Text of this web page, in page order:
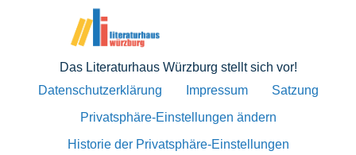
Das Literaturhaus Würzburg stellt sich vor!
Datenschutzerklärung
Impressum
Satzung
Privatsphäre-Einstellungen ändern
Historie der Privatsphäre-Einstellungen